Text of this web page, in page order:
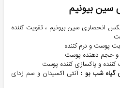
سین بیونیم
انحصاری سین بیونیم ، تقویت کننده
پوست و نرم کننده
و حجم دهنده پوست
و پاکسازی کننده پوست
گیاه شب بو : آنتی اکسیدان و سم زدای